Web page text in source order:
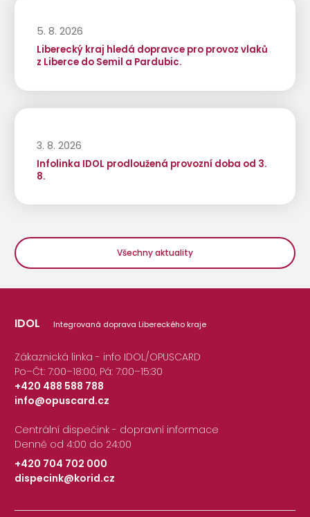
5. 8. 2026
Liberecký kraj hledá dopravce pro provoz vlaků
z Liberce do Semil a Pardubic.
3. 8. 2026
Infolinka IDOL prodloužená provozní doba od 3.
8.
Všechny aktuality
IDOL Integrovaná doprava Libereckého kraje
Zákaznická linka - info IDOL/OPUSCARD
Po–Čt: 7:00–18:00, Pá: 7:00–15:30
+420 488 588 788
|
info@opuscard.cz
Centrální dispečink - dopravní informace
Denně od 4:00 do 24:00
+420 704 702 000
|
dispecink@korid.cz